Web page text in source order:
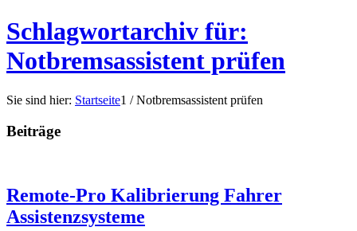
Schlagwortarchiv für:
Notbremsassistent prüfen
Sie sind hier: Startseite1 / Notbremsassistent prüfen
Beiträge
Remote-Pro Kalibrierung Fahrer
Assistenzsysteme